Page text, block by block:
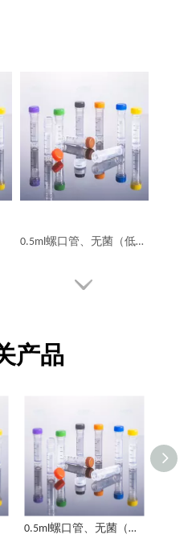
0.5ml螺口管、无菌（低位盖）
1.5ml螺口管（低位盖）
产品
0.5ml螺口管、无菌（低位盖）